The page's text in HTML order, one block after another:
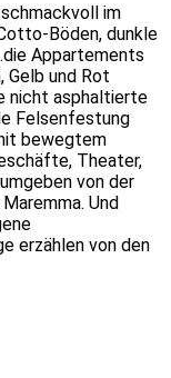
im
Böden, dunkle
Appartements
Gelb und Rot
nicht asphaltierte
Felsenfestung
bewegtem
Theater,
von der
Und
erzählen von den